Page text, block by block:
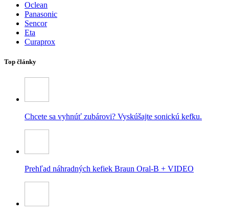
Oclean
Panasonic
Sencor
Eta
Curaprox
Top články
Chcete sa vyhnúť zubárovi? Vyskúšajte sonickú kefku.
Prehľad náhradných kefiek Braun Oral-B + VIDEO